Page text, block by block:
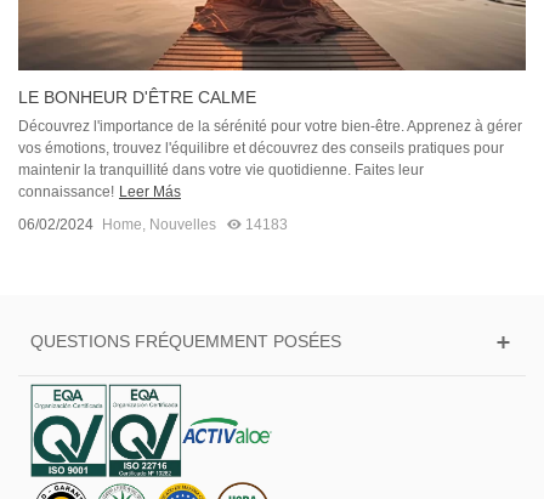
LE BONHEUR D'ÊTRE CALME
Découvrez l'importance de la sérénité pour votre bien-être. Apprenez à gérer
vos émotions, trouvez l'équilibre et découvrez des conseils pratiques pour
maintenir la tranquillité dans votre vie quotidienne. Faites leur
connaissance! Leer Más
06/02/2024
Home, Nouvelles 14183
QUESTIONS FRÉQUEMMENT POSÉES